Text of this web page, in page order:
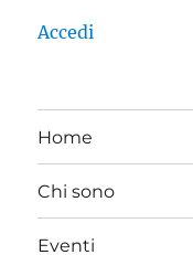
Accedi
Home
Chi sono
Eventi